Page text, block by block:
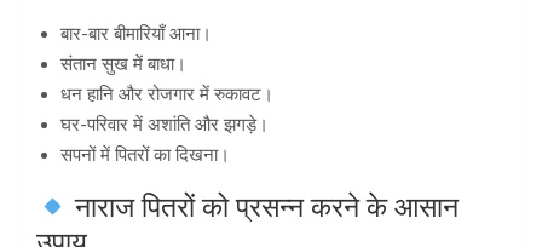
बार-बार बीमारियाँ आना।
संतान सुख में बाधा।
धन हानि और रोजगार में रुकावट।
घर-परिवार में अशांति और झगड़े।
सपनों में पितरों का दिखना।
नाराज पितरों को प्रसन्न करने के आसान